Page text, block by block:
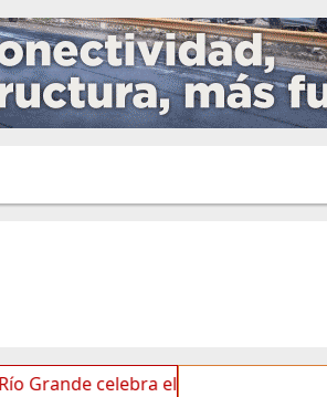
celebra el Mes de las Infancias con